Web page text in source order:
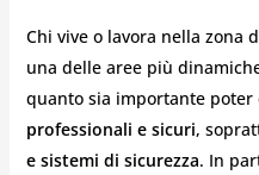
Chi vive o lavora nella zona
una delle aree più
quanto sia importante poter
professionali e sicuri,
e sistemi di sicurezza. In